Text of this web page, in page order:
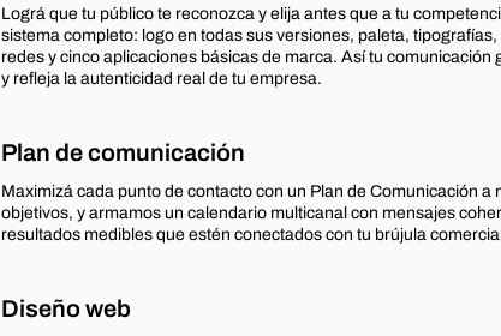
Lográ que tu público te reconozca y elija antes que a tu
sistema completo: logo en todas sus versiones, paleta,
redes y cinco aplicaciones básicas de marca. Así tu
y refleja la autenticidad real de tu empresa.
Plan de comunicación
Maximizá cada punto de contacto con un Plan de Comunicación
objetivos, y armamos un calendario multicanal con mensajes
resultados medibles que estén conectados con tu brújula
Diseño web